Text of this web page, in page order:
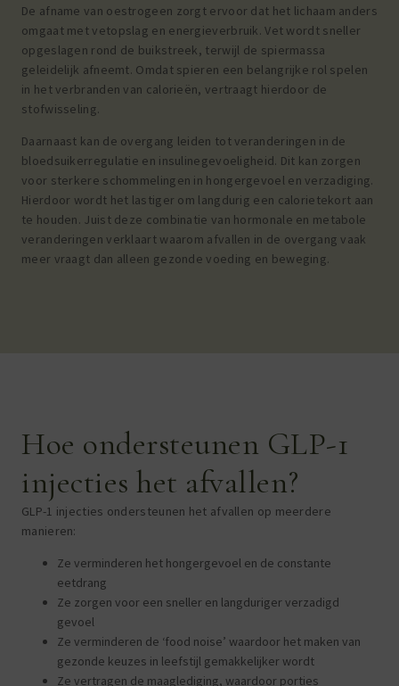
De afname van oestrogeen zorgt ervoor dat het lichaam anders
omgaat met vetopslag en energieverbruik. Vet wordt sneller
opgeslagen rond de buikstreek, terwijl de spiermassa
geleidelijk afneemt. Omdat spieren een belangrijke rol spelen
in het verbranden van calorieën, vertraagt hierdoor de
stofwisseling.
Daarnaast kan de overgang leiden tot veranderingen in de
bloedsuikerregulatie en insulinegevoeligheid. Dit kan zorgen
voor sterkere schommelingen in hongergevoel en verzadiging.
Hierdoor wordt het lastiger om langdurig een calorietekort aan
te houden. Juist deze combinatie van hormonale en metabole
veranderingen verklaart waarom afvallen in de overgang vaak
meer vraagt dan alleen gezonde voeding en beweging.
Hoe ondersteunen GLP-1
injecties het afvallen?
GLP-1 injecties ondersteunen het afvallen op meerdere
manieren:
Ze verminderen het hongergevoel en de constante
eetdrang
Ze zorgen voor een sneller en langduriger verzadigd
gevoel
Ze verminderen de ‘food noise’ waardoor het maken van
gezonde keuzes in leefstijl gemakkelijker wordt
Ze vertragen de maaglediging, waardoor porties